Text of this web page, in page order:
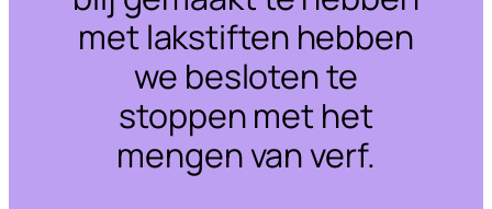
met lakstiften hebben
we besloten te
stoppen met het
mengen van verf.